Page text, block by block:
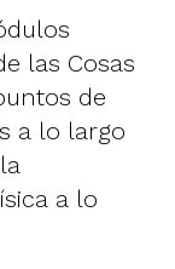
las Cosas
de
a lo largo
a lo